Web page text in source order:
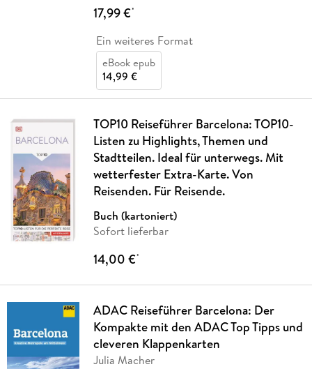
17,99 €*
Ein weiteres Format
eBook epub
14,99 €
TOP10 Reiseführer Barcelona: TOP10-
Listen zu Highlights, Themen und
Stadtteilen. Ideal für unterwegs. Mit
wetterfester Extra-Karte. Von
Reisenden. Für Reisende.
Buch (kartoniert)
Sofort lieferbar
14,00 €*
ADAC Reiseführer Barcelona: Der
Kompakte mit den ADAC Top Tipps und
cleveren Klappenkarten
Julia Macher